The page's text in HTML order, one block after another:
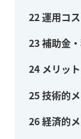
22運用コ
23補助金
24 メリッ
25技術的
26経済的